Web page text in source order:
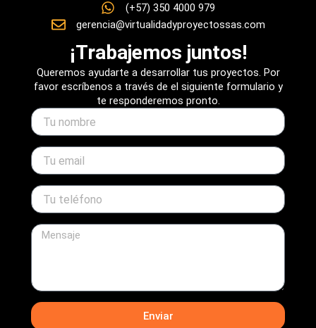
(+57) 350 4000 979
gerencia@virtualidadyproyectossas.com
¡Trabajemos juntos!
Queremos ayudarte a desarrollar tus proyectos. Por
favor escríbenos a través de el siguiente formulario y
te responderemos pronto.
name
email
telefono
message
Enviar